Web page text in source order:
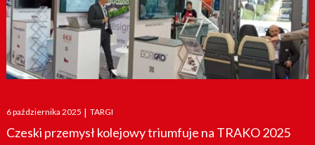
Posted
on
6 października 2025 | TARGI
Czeski przemysł kolejowy triumfuje na TRAKO 2025